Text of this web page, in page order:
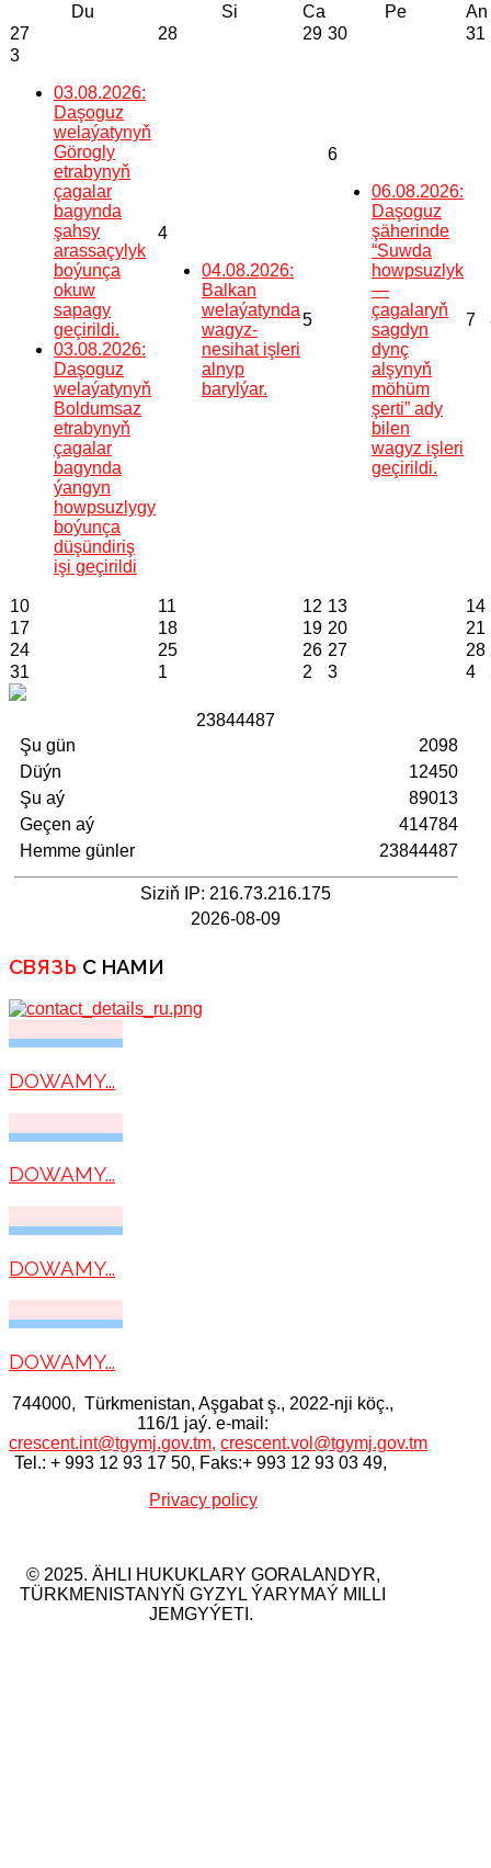
Du
Si Ca Pe An
27
28 29 30 31
3
03.08.2026:
Daşoguz
welaýatynyň
Görogly
etrabynyň
çagalar
bagynda
şahsy
arassaçylyk
boýunça
okuw
sapagy
geçirildi.
03.08.2026:
Daşoguz
welaýatynyň
Boldumsaz
etrabynyň
çagalar
bagynda
ýangyn
howpsuzlygy
boýunça
düşündiriş
işi geçirildi
4
04.08.2026:
Balkan
welaýatynda
wagyz-
nesihat işleri
alnyp
barylýar.
5
6
06.08.2026:
Daşoguz
şäherinde
“Suwda
howpsuzlyk
—
çagalaryň
sagdyn
dynç
alşynyň
möhüm
şerti” ady
bilen
wagyz işleri
geçirildi.
7
10 11 12 13 14
17
18 19 20 21
24
25 26 27 28
31
1 2 3 4
23844487
Şu gün
Düýn
Şu aý
Geçen aý
Hemme günler
2098
12450
89013
414784
23844487
Siziň IP: 216.73.216.175
2026-08-09
СВЯЗЬ С НАМИ
DOWAMY...
DOWAMY...
DOWAMY...
DOWAMY...
744000, Тürkmenistan, Aşgabat ş., 2022-nji köç.,
116/1 jaý. e-mail:
crescent.int@tgymj.gov.tm, crescent.vol@tgymj.gov.tm
Tel.: + 993 12 93 17 50, Faks:+ 993 12 93 03 49,
Privacy policy
© 2025. ÄHLI HUKUKLARY GORALANDYR,
TÜRKMENISTANYŇ GYZYL ÝARYMAÝ MILLI
JEMGYÝETI.